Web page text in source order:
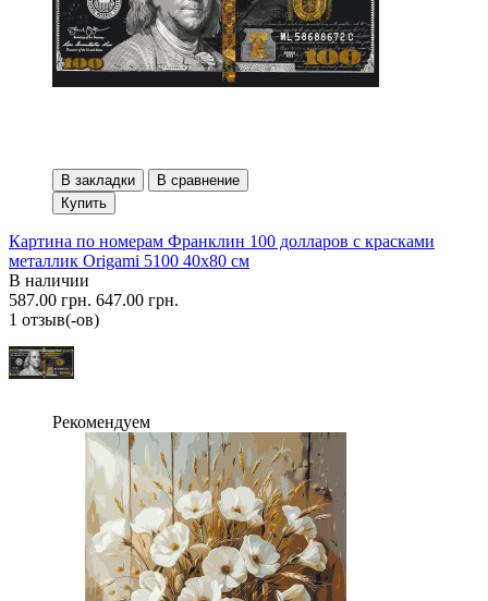
В закладки
В сравнение
Купить
Картина по номерам Франклин 100 долларов с красками
металлик Origami 5100 40x80 см
В наличии
587.00 грн. 647.00 грн.
1 отзыв(-ов)
Рекомендуем